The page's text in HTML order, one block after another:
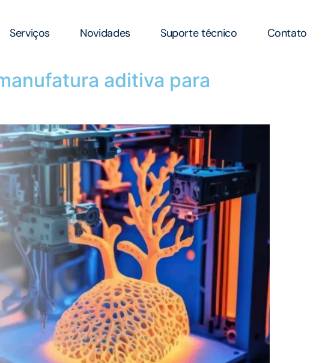
Serviços Novidades Suporte técnico Contato
aditiva para